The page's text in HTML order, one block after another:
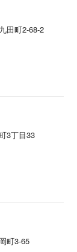
田町2-68-2
3丁目33
町3-65